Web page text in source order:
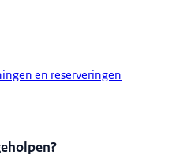
en reserveringen